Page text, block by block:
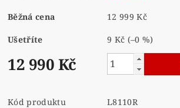
Běžná cena 12 999 Kč
Ušetříte 9 Kč (–0 %)
12 990 Kč
Kód produktu
L8110R